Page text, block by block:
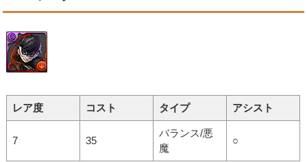
レア度 コスト タイプ アシスト
7 35
バランス/悪
魔
○